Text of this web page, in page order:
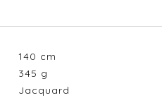
140 cm
345 g
Jacquard